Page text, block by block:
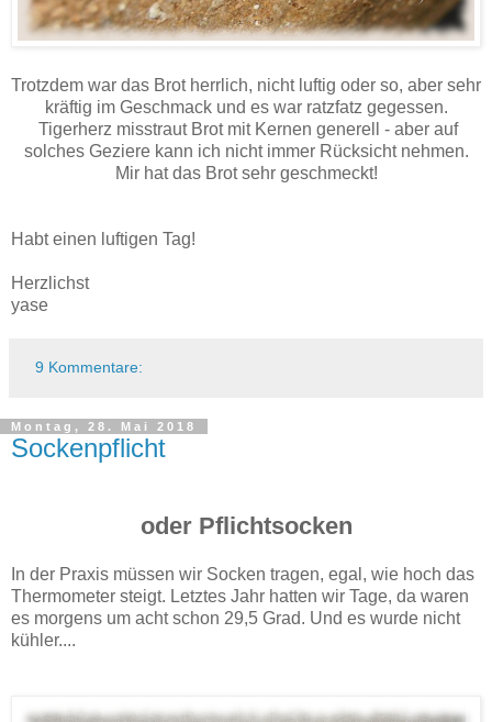
Trotzdem war das Brot herrlich, nicht luftig oder so, aber sehr
kräftig im Geschmack und es war ratzfatz gegessen.
Tigerherz misstraut Brot mit Kernen generell - aber auf
solches Geziere kann ich nicht immer Rücksicht nehmen.
Mir hat das Brot sehr geschmeckt!
Habt einen luftigen Tag!
Herzlichst
yase
9 Kommentare:
Montag, 28. Mai 2018
Sockenpflicht
oder Pflichtsocken
In der Praxis müssen wir Socken tragen, egal, wie hoch das
Thermometer steigt. Letztes Jahr hatten wir Tage, da waren
es morgens um acht schon 29,5 Grad. Und es wurde nicht
kühler....